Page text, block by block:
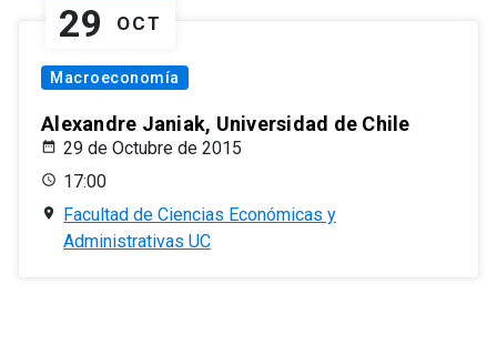
29 OCT
Macroeconomía
Alexandre Janiak, Universidad de Chile
29 de Octubre de 2015
17:00
Facultad de Ciencias Económicas y
Administrativas UC